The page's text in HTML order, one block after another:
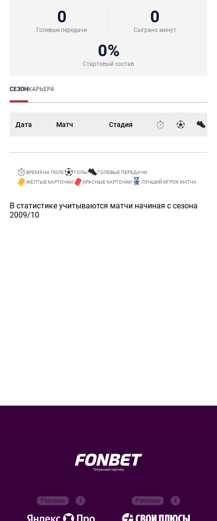
0
Голевые передачи
0
Сыграно минут
0%
Стартовый состав
СЕЗОНКАРЬЕРА
Дата Матч Стадия
ВРЕМЯ НА ПОЛЕ ГОЛЫ
ГОЛЕВЫЕ ПЕРЕДАЧИ
ЖЁЛТЫЕ КАРТОЧКИ
КРАСНЫЕ КАРТОЧКИ ЛУЧШИЙ ИГРОК МАТЧА
В статистике учитываются матчи начиная с сезона
2009/10
Титульный партнер
Реклама Реклама